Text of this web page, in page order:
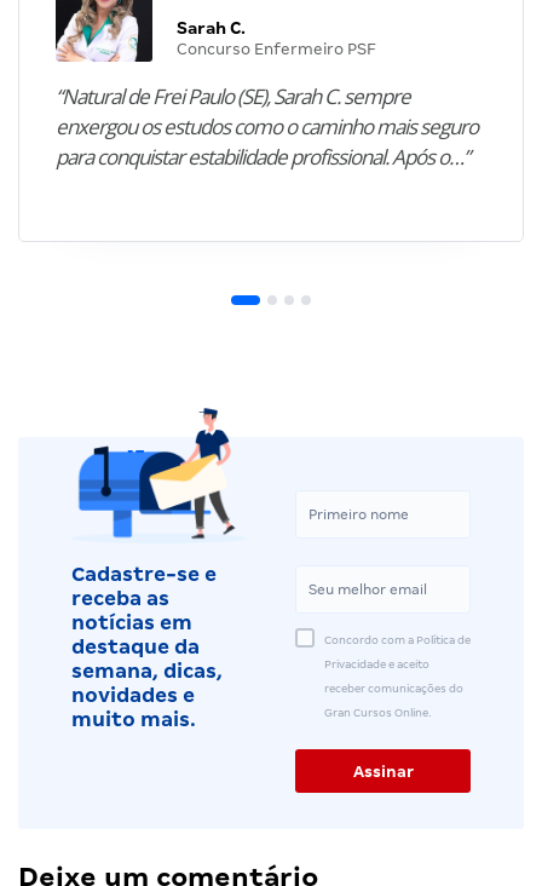
Sarah C.
Concurso Enfermeiro PSF
“Natural de Frei Paulo (SE), Sarah C. sempre
enxergou os estudos como o caminho mais seguro
para conquistar estabilidade profissional. Após o…”
Cadastre-se e
receba as
notícias em
destaque da
semana, dicas,
novidades e
muito mais.
Concordo com a Política de
Privacidade e aceito
receber comunicações do
Gran Cursos Online.
Deixe um comentário